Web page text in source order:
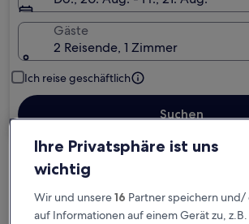
Gäste
2 Reisende, 1 Zimmer
Ich reise geschäftlich
Suchen
Kostenlose Stornierung bei
Planänderungen
Ihre Privatsphäre ist uns
wichtig
Wir und unsere16 Partner speichern
auf Informationen auf einem Gerät zu,